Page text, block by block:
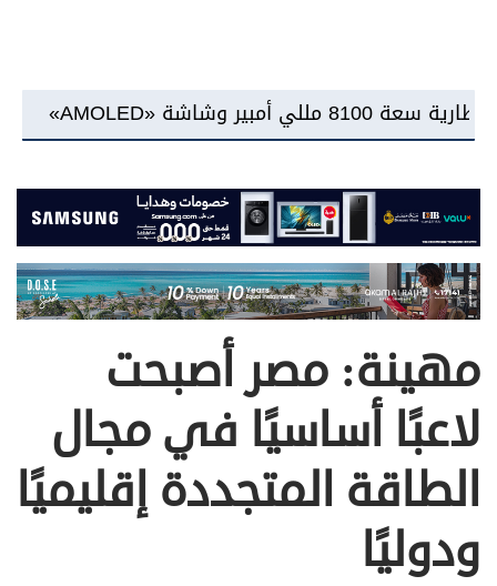
شركة RAKICT تعلن عن شراكة استراتيجية مع MCS لإطلاق محفظة التدريب الرسمية لكاسبرسكي
مهينة: مصر أصبحت
لاعبًا أساسيًا في مجال
الطاقة المتجددة إقليميًا
ودوليًا